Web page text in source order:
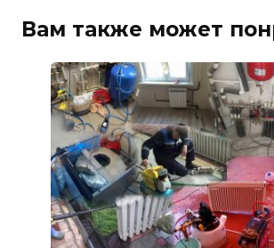
Вам также может